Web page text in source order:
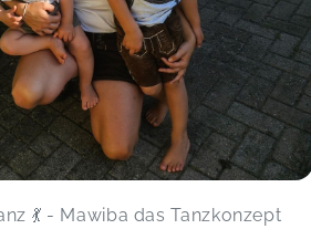
💃 - Mawiba das Tanzkonzept